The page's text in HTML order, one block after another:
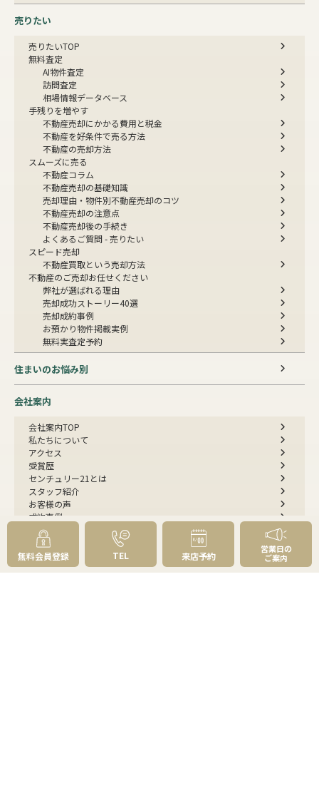
売りたい
売りたいTOP
無料査定
AI物件査定
訪問査定
相場情報データベース
手残りを増やす
不動産売却にかかる費用と税金
不動産を好条件で売る方法
不動産の売却方法
スムーズに売る
不動産コラム
不動産売却の基礎知識
売却理由・物件別不動産売却のコツ
不動産売却の注意点
不動産売却後の手続き
よくあるご質問 - 売りたい
スピード売却
不動産買取という売却方法
不動産のご売却お任せください
弊社が選ばれる理由
売却成功ストーリー40選
売却成約事例
お預かり物件掲載実例
無料実査定予約
住まいのお悩み別
会社案内
会社案内TOP
私たちについて
アクセス
受賞歴
センチュリー21とは
スタッフ紹介
お客様の声
成約事例
スタッフブログ
お知らせ
採用情報
来店予約
無料会員登録 TEL 来店予約
営業日の
ご案内